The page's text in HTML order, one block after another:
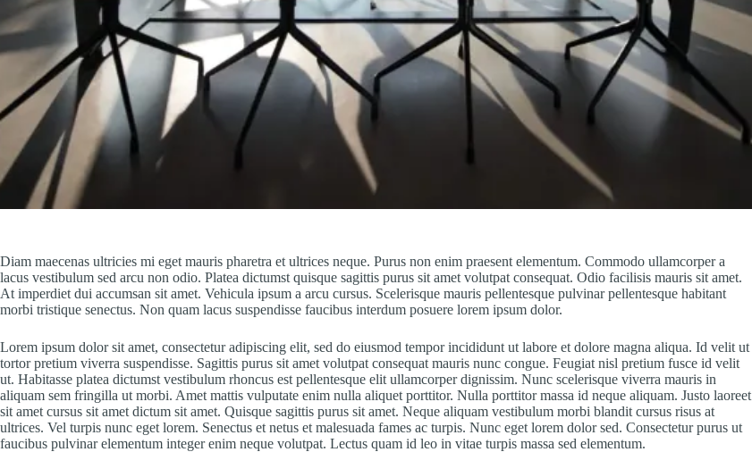
Diam maecenas ultricies mi eget mauris pharetra et ultrices neque. Purus non enim praesent elementum. Commodo ullamcorper a
lacus vestibulum sed arcu non odio. Platea dictumst quisque sagittis purus sit amet volutpat consequat. Odio facilisis mauris sit amet.
At imperdiet dui accumsan sit amet. Vehicula ipsum a arcu cursus. Scelerisque mauris pellentesque pulvinar pellentesque habitant
morbi tristique senectus. Non quam lacus suspendisse faucibus interdum posuere lorem ipsum dolor.
Lorem ipsum dolor sit amet, consectetur adipiscing elit, sed do eiusmod tempor incididunt ut labore et dolore magna aliqua. Id velit ut
tortor pretium viverra suspendisse. Sagittis purus sit amet volutpat consequat mauris nunc congue. Feugiat nisl pretium fusce id velit
ut. Habitasse platea dictumst vestibulum rhoncus est pellentesque elit ullamcorper dignissim. Nunc scelerisque viverra mauris in
aliquam sem fringilla ut morbi. Amet mattis vulputate enim nulla aliquet porttitor. Nulla porttitor massa id neque aliquam. Justo laoreet
sit amet cursus sit amet dictum sit amet. Quisque sagittis purus sit amet. Neque aliquam vestibulum morbi blandit cursus risus at
ultrices. Vel turpis nunc eget lorem. Senectus et netus et malesuada fames ac turpis. Nunc eget lorem dolor sed. Consectetur purus ut
faucibus pulvinar elementum integer enim neque volutpat. Lectus quam id leo in vitae turpis massa sed elementum.